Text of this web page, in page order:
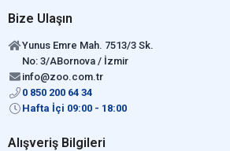
Bize Ulaşın
Yunus Emre Mah. 7513/3 Sk.
No: 3/ABornova / İzmir
info@zoo.com.tr
0 850 200 64 34
Hafta İçi 09:00 - 18:00
Alışveriş Bilgileri